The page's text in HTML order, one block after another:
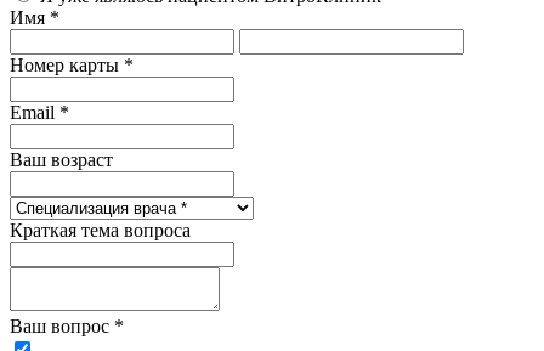
Имя *
Номер карты *
Email *
Ваш возраст
Краткая тема вопроса
Ваш вопрос *